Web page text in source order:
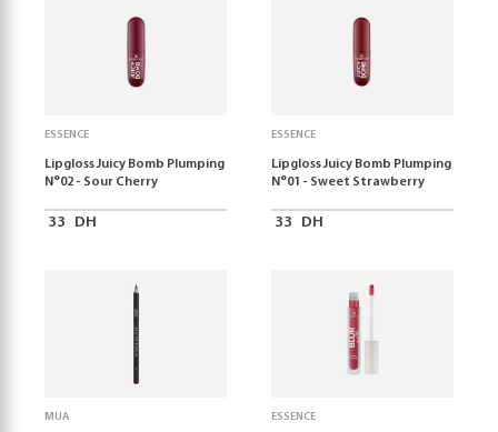
ESSENCE
Lipgloss Juicy Bomb Plumping
N°02 - Sour Cherry
33 DH
ESSENCE
Lipgloss Juicy Bomb Plumping
N°01 - Sweet Strawberry
33 DH
MUA ESSENCE